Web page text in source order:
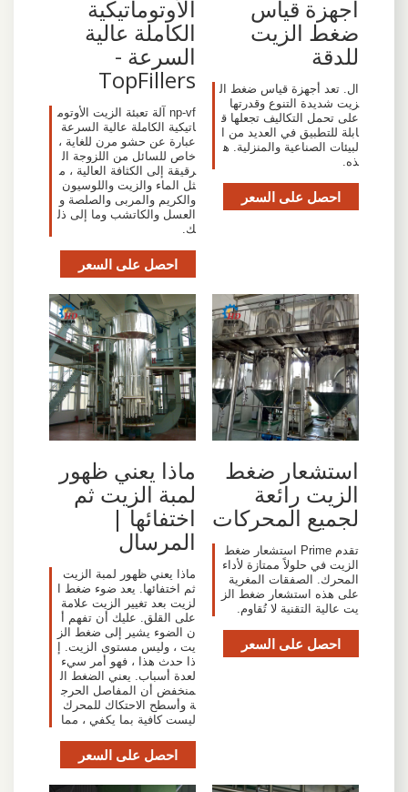
أجهزة قياس
ضغط الزيت
للدقة
ال. تعد أجهزة قياس ضغط ال
زيت شديدة التنوع وقدرتها
على تحمل التكاليف تجعلها ق
ابلة للتطبيق في العديد من ا
لبيئات الصناعية والمنزلية. ه
ذه.
احصل على السعر
الأوتوماتيكية
الكاملة عالية
السرعة -
TopFillers
np-vf آلة تعبئة الزيت الأوتوم
اتيكية الكاملة عالية السرعة
عبارة عن حشو مرن للغاية ،
خاص للسائل من اللزوجة ال
رقيقة إلى الكثافة العالية ، م
ثل الماء والزيت واللوسيون
والكريم والمربى والصلصة و
العسل والكاتشب وما إلى ذل
ك.
احصل على السعر
استشعار ضغط
الزيت رائعة
لجميع المحركات
تقدم Prime استشعار ضغط
الزيت في حلولاً ممتازة لأداء
المحرك. الصفقات المغرية
على هذه استشعار ضغط الز
يت عالية التقنية لا تُقاوم.
احصل على السعر
ماذا يعني ظهور
لمبة الزيت ثم
اختفائها |
المرسال
ماذا يعني ظهور لمبة الزيت
ثم اختفائها. يعد ضوء ضغط ا
لزيت بعد تغيير الزيت علامة
على القلق. عليك أن تفهم أ
ن الضوء يشير إلى ضغط الز
يت ، وليس مستوى الزيت. إ
ذا حدث هذا ، فهو أمر سيء
لعدة أسباب. يعني الضغط ال
منخفض أن المفاصل الحرج
ة وأسطح الاحتكاك للمحرك
ليست كافية بما يكفي ، مما
احصل على السعر